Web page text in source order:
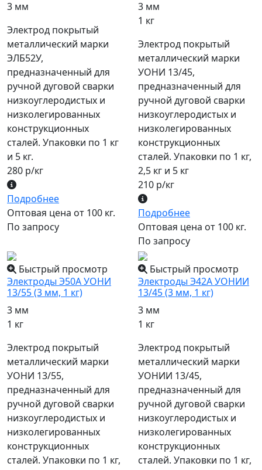
3 мм
Электрод покрытый
металлический марки
ЭЛБ52У,
предназначенный для
ручной дуговой сварки
низкоуглеродистых и
низколегированных
конструкционных
сталей. Упаковки по 1 кг
и 5 кг.
280 р/кг
Подробнее
Оптовая цена от 100 кг.
По запросу
3 мм
1 кг
Электрод покрытый
металлический марки
УОНИ 13/45,
предназначенный для
ручной дуговой сварки
низкоуглеродистых и
низколегированных
конструкционных
сталей. Упаковки по 1 кг,
2,5 кг и 5 кг
210 р/кг
Подробнее
Оптовая цена от 100 кг.
По запросу
Быстрый просмотр
Электроды Э50А УОНИ
13/55 (3 мм, 1 кг)
3 мм
1 кг
Электрод покрытый
металлический марки
УОНИ 13/55,
предназначенный для
ручной дуговой сварки
низкоуглеродистых и
низколегированных
конструкционных
сталей. Упаковки по 1 кг,
Быстрый просмотр
Электроды Э42А УОНИИ
13/45 (3 мм, 1 кг)
3 мм
1 кг
Электрод покрытый
металлический марки
УОНИИ 13/45,
предназначенный для
ручной дуговой сварки
низкоуглеродистых и
низколегированных
конструкционных
сталей. Упаковки по 1 кг,